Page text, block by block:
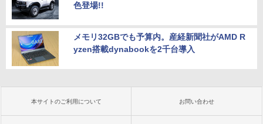
色登場!!
メモリ32GBでも予算内。産経新聞社がAMD R
yzen搭載dynabookを2千台導入
本サイトのご利用について お問い合わせ